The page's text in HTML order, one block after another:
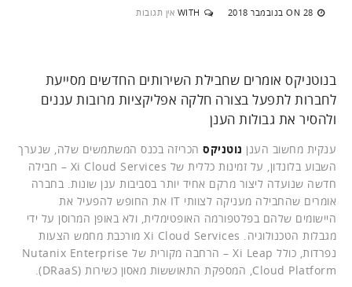
ON 28 בנובמבר 2018 WITH אין תגובות
בנוטניקס אומרים שחבילת השירותים החדשים מסייעת
לחברות לתפעל בצורה חלקה אפליקציות מרובות עננים
ולהסיר את גבולות הענן
ענקית מחשוב הענן נוטניקס הכריזה בכנס המשתמשים שלה, שנערך
השבוע בלונדון, על זמינות כללית של Xi Cloud Services – חבילה
חדשה שנועדה ליצור מרקם אחיד יותר בסביבות ענן שונות. בחברה
אומרים שהחבילה מעניקה לצוותי IT את החופש להפעיל את
היישומים שלהם בפלטפורמה האופטימלית, ולא באופן המרוסן על ידי
מגבלות הטכנולוגיה. Xi Cloud Services מורכבת מחמש הצעות
נפרדות, כולל Xi Leap – הרחבה מקורית של Nutanix Enterprise
Cloud Platform, המספקת התאוששות מאסון כשירות (DRaaS).